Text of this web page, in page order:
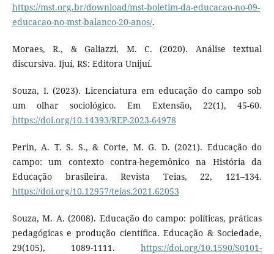
https://mst.org.br/download/mst-boletim-da-educacao-no-09-
educacao-no-mst-balanco-20-anos/.
Moraes, R., & Galiazzi, M. C. (2020). Análise textual
discursiva. Ijuí, RS: Editora Unijuí.
Souza, I. (2023). Licenciatura em educação do campo sob
um olhar sociológico. Em Extensão, 22(1), 45-60.
https://doi.org/10.14393/REP-2023-64978
Perin, A. T. S. S., & Corte, M. G. D. (2021). Educação do
campo: um contexto contra-hegemônico na História da
Educação brasileira. Revista Teias, 22, 121–134.
https://doi.org/10.12957/teias.2021.62053
Souza, M. A. (2008). Educação do campo: políticas, práticas
pedagógicas e produção científica. Educação & Sociedade,
29(105), 1089-1111.https://doi.org/10.1590/S0101-